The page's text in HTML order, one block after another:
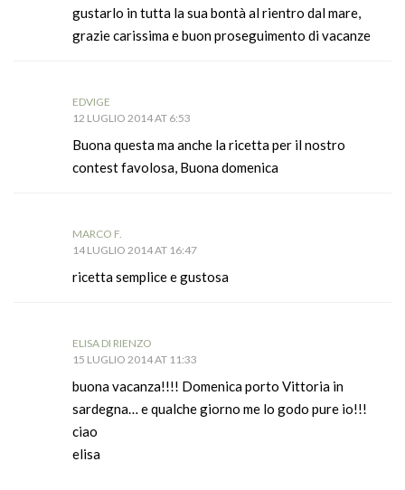
gustarlo in tutta la sua bontà al rientro dal mare,
grazie carissima e buon proseguimento di vacanze
EDVIGE
12 LUGLIO 2014 AT 6:53
Buona questa ma anche la ricetta per il nostro
contest favolosa, Buona domenica
MARCO F.
14 LUGLIO 2014 AT 16:47
ricetta semplice e gustosa
ELISA DI RIENZO
15 LUGLIO 2014 AT 11:33
buona vacanza!!!! Domenica porto Vittoria in
sardegna… e qualche giorno me lo godo pure io!!!
ciao
elisa